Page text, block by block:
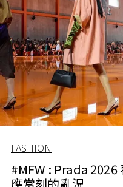
FASHION
#MFW : Prada